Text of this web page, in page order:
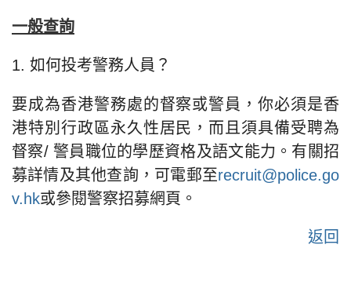
一般查詢
1. 如何投考警務人員？
要成為香港警務處的督察或警員，你必須是香
港特別行政區永久性居民，而且須具備受聘為
督察/ 警員職位的學歷資格及語文能力。有關招
募詳情及其他查詢，可電郵至recruit@police.go
v.hk或參閱警察招募網頁。
返回